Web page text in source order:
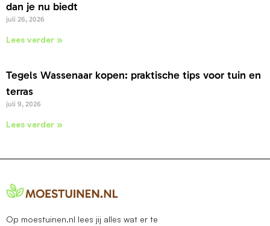
dan je nu biedt
juli 26, 2026
Lees verder »
Tegels Wassenaar kopen: praktische tips voor tuin en
terras
juli 9, 2026
Lees verder »
Op moestuinen.nl lees jij alles wat er te